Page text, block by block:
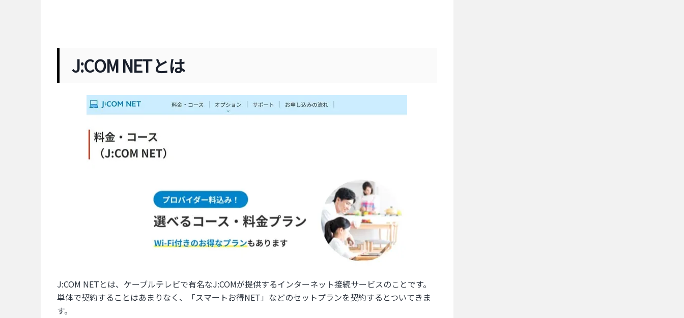
J:COM NETとは
J:COM NETとは、ケーブルテレビで有名なJ:COMが提供するインターネット接続サービスのことです。
単体で契約することはあまりなく、「スマートお得NET」などのセットプランを契約するとついてきま
す。